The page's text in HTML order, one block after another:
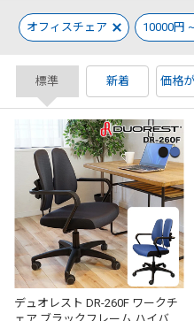
オフィスチェア 10000円 ~
標準 新着 価格
デュオレスト DR-260F ワークチ